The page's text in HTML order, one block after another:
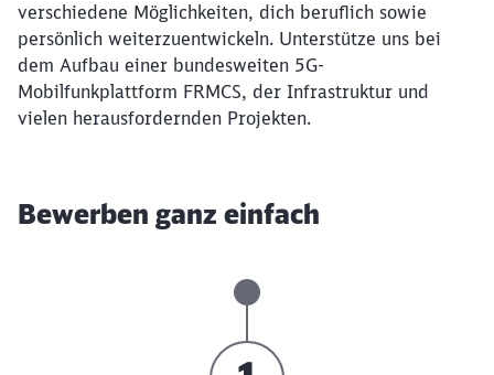
verschiedene Möglichkeiten, dich beruflich sowie
persönlich weiterzuentwickeln. Unterstütze uns bei
dem Aufbau einer bundesweiten 5G-
Mobilfunkplattform FRMCS, der Infrastruktur und
vielen herausfordernden Projekten.
Bewerben ganz einfach